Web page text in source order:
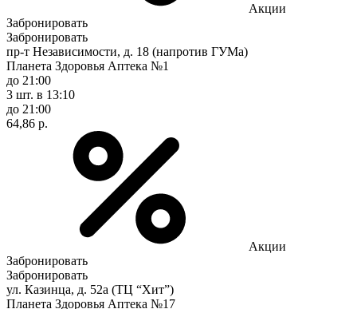
Акции
Забронировать
Забронировать
пр-т Независимости, д. 18 (напротив ГУМа)
Планета Здоровья Аптека №1
до 21:00
3 шт. в 13:10
до 21:00
64,86 р.
Акции
Забронировать
Забронировать
ул. Казинца, д. 52а (ТЦ “Хит”)
Планета Здоровья Аптека №17